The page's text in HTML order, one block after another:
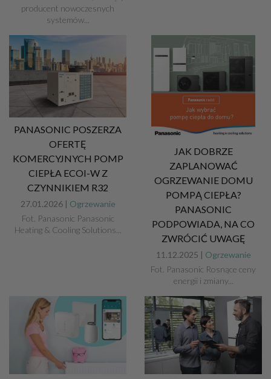
producent nowoczesnych
systemów...
PANASONIC POSZERZA
OFERTĘ
KOMERCYJNYCH POMP
CIEPŁA ECOI-W Z
CZYNNIKIEM R32
27.01.2026 | Ogrzewanie
Fot. Panasonic Panasonic
Heating & Cooling Solutions...
JAK DOBRZE
ZAPLANOWAĆ
OGRZEWANIE DOMU
POMPĄ CIEPŁA?
PANASONIC
PODPOWIADA, NA CO
ZWRÓCIĆ UWAGĘ
11.12.2025 | Ogrzewanie
Fot. Panasonic Rosnące ceny
energii i zmiany...